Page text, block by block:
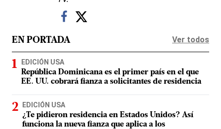
EN PORTADA Ver todos
EDICIÓN USA
República Dominicana es el primer país en el que
EE. UU. cobrará fianza a solicitantes de residencia
EDICIÓN USA
¿Te pidieron residencia en Estados Unidos? Así
funciona la nueva fianza que aplica a los